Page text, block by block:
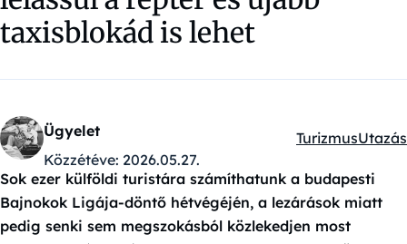
taxisblokád is lehet
Ügyelet
Közzétéve: 2026.05.27.
Kategóriák:
TurizmusUtazás
Sok ezer külföldi turistára számíthatunk a budapesti
Bajnokok Ligája-döntő hétvégéjén, a lezárások miatt
pedig senki sem megszokásból közlekedjen most